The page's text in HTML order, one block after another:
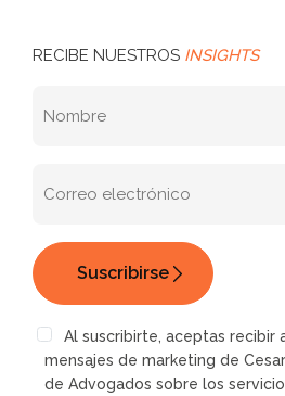
RECIBE NUESTROS INSIGHTS
Al suscribirte, aceptas recibir
mensajes de marketing de
de Advogados sobre los